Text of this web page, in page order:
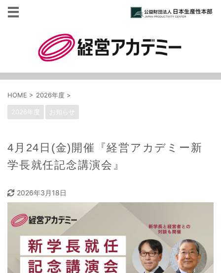
HOME > 2026年度 >
2026年度 お知らせ
4月24日(金)開催『経営アカデミー新
学長就任記念講演会』
2026年3月18日